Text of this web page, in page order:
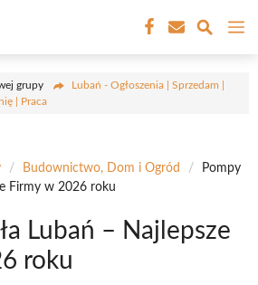
grupy
Lubań - Ogłoszenia | Sprzedam |
| Praca
/ Budownictwo, Dom i Ogród /
Pompy
Firmy w 2026 roku
Lubań – Najlepsze
roku